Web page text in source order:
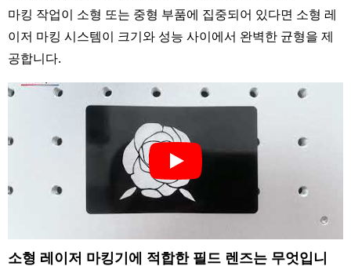
마킹 작업이 소형 또는 중형 부품에 집중되어 있다면 소형 레
이저 마킹 시스템이 크기와 성능 사이에서 완벽한 균형을 제
공합니다.
소형 레이저 마킹기에 적합한 필드 렌즈는 무엇입니